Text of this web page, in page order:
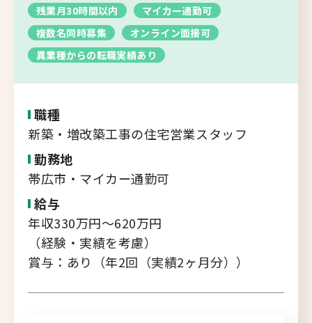
キャリアバンク
転職支援サービス
オホーツクエリア
後志エリア
胆振・日高エリア
道北・旭川エリア
稚内・留萌エリア
道南エリア
フルリモート
北海道以外
残業月30時間以内
マイカー通勤可
複数名同時募集
オンライン面接可
異業種からの転職実績あり
職種
新築・増改築工事の住宅営業スタッフ
勤務地
帯広市・マイカー通勤可
給与
年収330万円～620万円
（経験・実績を考慮）
賞与：あり（年2回（実績2ヶ月分））